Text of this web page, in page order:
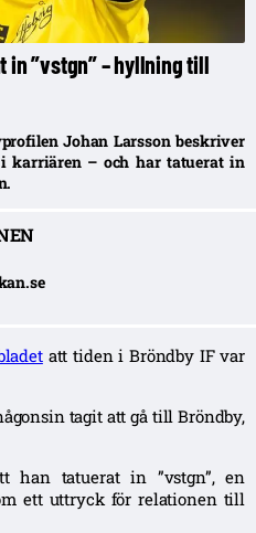
”vstgn” – hyllning till
Johan Larsson beskriver
karriären – och har tatuerat in
att tiden i Bröndby IF var
tagit att gå till Bröndby,
han tatuerat in ”vstgn”, en
ett uttryck för relationen till